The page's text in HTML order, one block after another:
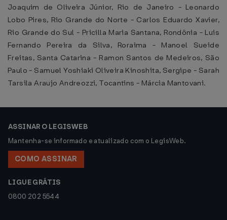
Joaquim de Oliveira Júnior, Rio de Janeiro - Leonardo
Lobo Pires, Rio Grande do Norte - Carlos Eduardo Xavier,
Rio Grande do Sul - Pricilla Maria Santana, Rondônia - Luis
Fernando Pereira da Silva, Roraima - Manoel Sueide
Freitas, Santa Catarina - Ramon Santos de Medeiros, São
Paulo - Samuel Yoshiaki Oliveira Kinoshita, Sergipe - Sarah
Tarsila Araujo Andreozzi, Tocantins - Márcia Mantovani.
ASSINAR O LEGISWEB
Mantenha-se informado e atualizado com o LegisWeb.
COMO ASSINAR
LIGUE GRÁTIS
0800 202 5544